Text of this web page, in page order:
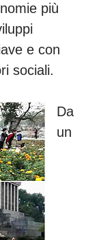
più
e con
sociali.
Da
un